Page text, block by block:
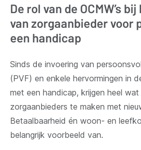
De rol van de OCMW’s
van zorgaanbieder voor
een handicap
Sinds de invoering van
(PVF) en enkele hervormingen in
met een handicap, krijgen heel wat
zorgaanbieders te maken met
Betaalbaarheid én woon- en
belangrijk voorbeeld van.